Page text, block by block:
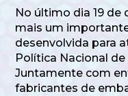
No último dia 19 de
mais um
desenvolvida para
Política Nacional
Juntamente com
fabricantes de